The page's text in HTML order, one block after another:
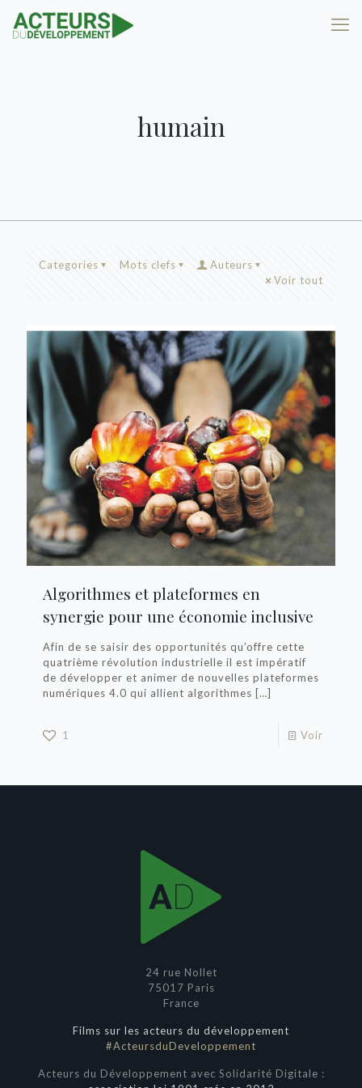
humain
Categories Mots clefs
Auteurs
Voir tout
Algorithmes et plateformes en
synergie pour une économie inclusive
Afin de se saisir des opportunités qu’offre cette
quatrième révolution industrielle il est impératif
de développer et animer de nouvelles plateformes
numériques 4.0 qui allient algorithmes […]
1 Voir
24 rue Nollet
75017 Paris
France
Films sur les acteurs du développement
#ActeursduDeveloppement
Acteurs du Développement avec Solidarité Digitale :